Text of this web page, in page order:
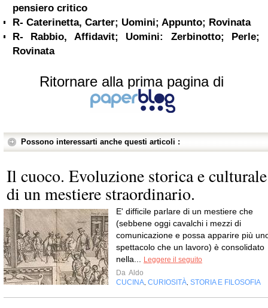
pensiero critico
R- Caterinetta, Carter; Uomini; Appunto; Rovinata
R- Rabbio, Affidavit; Uomini: Zerbinotto; Perle;
Rovinata
Ritornare alla prima pagina di
Possono interessarti anche questi articoli :
Il cuoco. Evoluzione storica e culturale
di un mestiere straordinario.
E' difficile parlare di un mestiere che
(sebbene oggi cavalchi i mezzi di
comunicazione e possa apparire più
spettacolo che un lavoro) è consolidato
nella...
Leggere il seguito
Da Aldo
CUCINA CURIOSITÀ STORIA E FILOSOFIA